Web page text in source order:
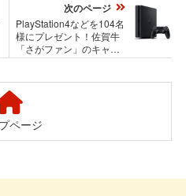
次のページ
PlayStation4などを104名
様にプレゼント！佐賀牛
「さがファン」のキャン
ペーン
ページ